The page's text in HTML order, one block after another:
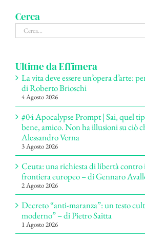
Cerca
Cerca
per:
Ultime da Effimera
La vita deve essere un’opera d’arte:
di Roberto Brioschi
4 Agosto 2026
#04 Apocalypse Prompt | Sai, quel
bene, amico. Non ha illusioni su ciò
Alessandro Verna
3 Agosto 2026
Ceuta: una richiesta di libertà contro
frontiera europeo – di Gennaro
2 Agosto 2026
Decreto “anti-maranza”: un testo
moderno” – di Pietro Saitta
1 Agosto 2026